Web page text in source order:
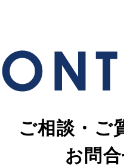
ご相談・ご
お問